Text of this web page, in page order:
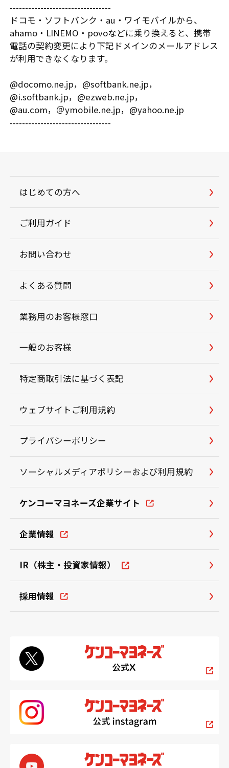
---------------------------------
ドコモ・ソフトバンク・au・ワイモバイルから、
ahamo・LINEMO・povoなどに乗り換えると、携帯
電話の契約変更により下記ドメインのメールアドレス
が利用できなくなります。
@docomo.ne.jp，@softbank.ne.jp，
@i.softbank.jp，@ezweb.ne.jp，
@au.com，＠ymobile.ne.jp，@yahoo.ne.jp
---------------------------------
はじめての方へ
ご利用ガイド
お問い合わせ
よくある質問
業務用のお客様窓口
一般のお客様
特定商取引法に基づく表記
ウェブサイトご利用規約
プライバシーポリシー
ソーシャルメディアポリシーおよび利用規約
ケンコーマヨネーズ企業サイト
企業情報
IR（株主・投資家情報）
採用情報